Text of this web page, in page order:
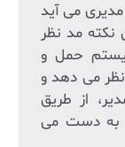
می آید
مد نظر
حمل و
نظر می دهد و
از طریق
به دست می